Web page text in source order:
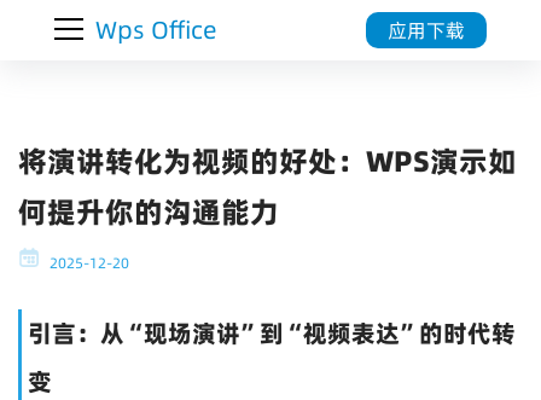
Wps Office 应用下载
将演讲转化为视频的好处：WPS演示如
何提升你的沟通能力
2025-12-20
引言：从“现场演讲”到“视频表达”的时代转
变